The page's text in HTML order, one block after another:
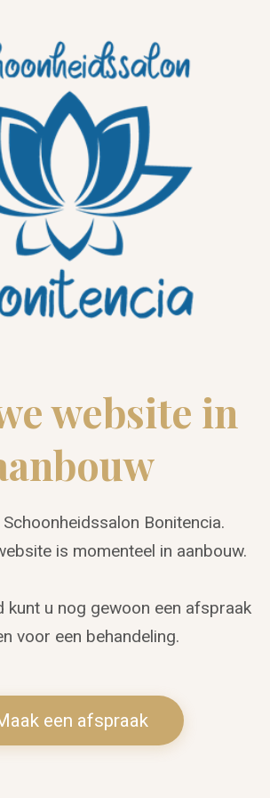
website in
Bonitencia.
is momenteel in aanbouw.
kunt u nog gewoon een afspraak
voor een behandeling.
een afspraak